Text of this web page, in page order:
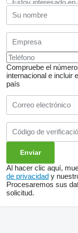
Compruebe el
internacional e incluir
país
Al hacer clic aquí,
de privacidad y
Procesaremos sus
solicitud.